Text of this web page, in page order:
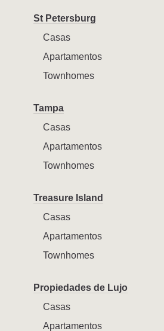
St Petersburg
Casas
Apartamentos
Townhomes
Tampa
Casas
Apartamentos
Townhomes
Treasure Island
Casas
Apartamentos
Townhomes
Propiedades de Lujo
Casas
Apartamentos